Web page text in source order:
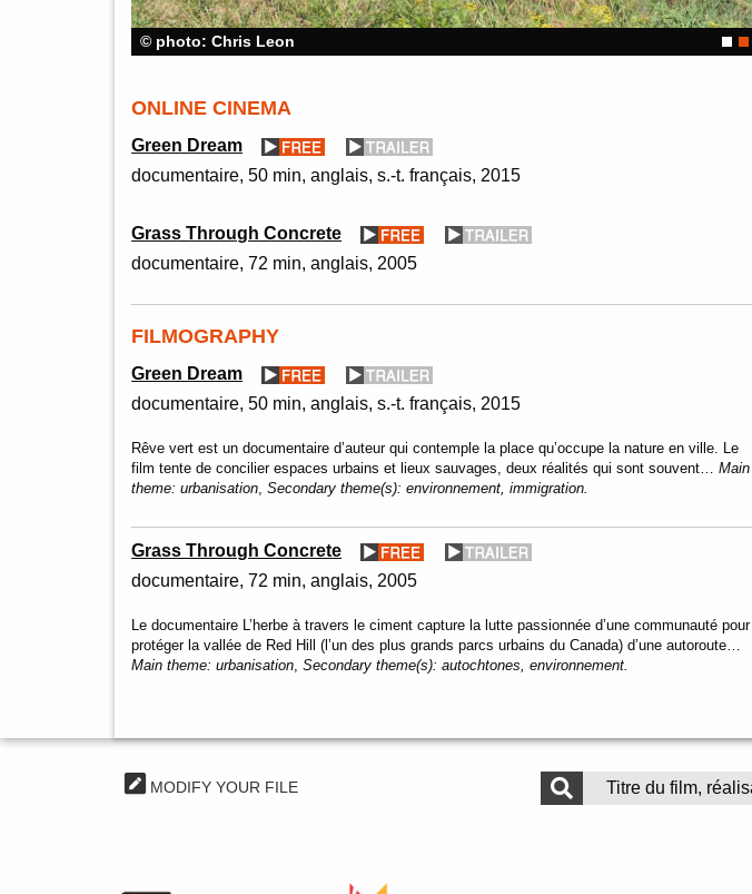
© photo: Chris Leon
ONLINE CINEMA
Green Dream
documentaire 50 min anglais, s.-t. français 2015
Grass Through Concrete
documentaire 72 min anglais 2005
FILMOGRAPHY
Green Dream
documentaire 50 min anglais, s.-t. français 2015
Rêve vert est un documentaire d’auteur qui contemple la place qu’occupe la nature en ville. Le
film tente de concilier espaces urbains et lieux sauvages, deux réalités qui sont souvent…Main
theme:urbanisation,Secondary theme(s):environnement, immigration.
Grass Through Concrete
documentaire 72 min anglais 2005
Le documentaire L’herbe à travers le ciment capture la lutte passionnée d’une communauté pour
protéger la vallée de Red Hill (l’un des plus grands parcs urbains du Canada) d’une autoroute…
Main theme:urbanisation,Secondary theme(s):autochtones, environnement.
MODIFY YOUR FILE